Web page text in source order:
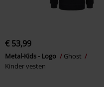
€ 53,99
Metal-Kids - Logo
Ghost
Kinder vesten